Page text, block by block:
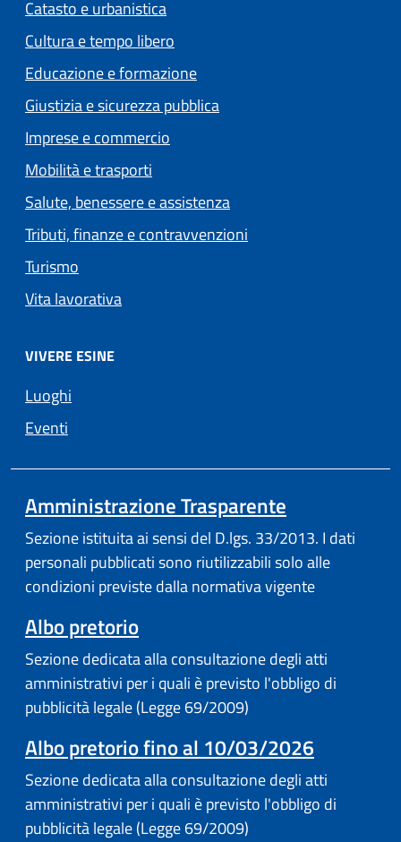
Catasto e urbanistica
Cultura e tempo libero
Educazione e formazione
Giustizia e sicurezza pubblica
Imprese e commercio
Mobilità e trasporti
Salute, benessere e assistenza
Tributi, finanze e contravvenzioni
Turismo
Vita lavorativa
VIVERE ESINE
Luoghi
Eventi
Amministrazione Trasparente
Sezione istituita ai sensi del D.lgs. 33/2013. I dati
personali pubblicati sono riutilizzabili solo alle
condizioni previste dalla normativa vigente
Albo pretorio(apre in un'altra scheda).
Sezione dedicata alla consultazione degli atti
amministrativi per i quali è previsto l'obbligo di
pubblicità legale (Legge 69/2009)
Albo pretorio fino al 10/03/2026
Sezione dedicata alla consultazione degli atti
amministrativi per i quali è previsto l'obbligo di
pubblicità legale (Legge 69/2009)